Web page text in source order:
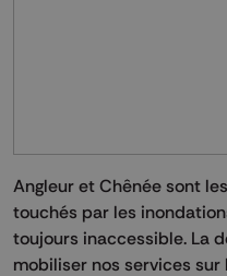
Angleur et Chênée sont
touchés par les
toujours inaccessible. La
mobiliser nos services